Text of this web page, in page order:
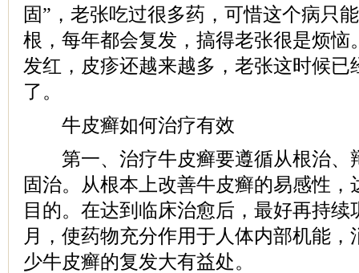
固”，老张吃过很多药，可惜这个病只
根，每年都会复发，搞得老张很是烦恼
发红，皮疹还越来越多，老张这时候已
了。
牛皮癣如何治疗有效
第一、治疗牛皮癣要遵循从根治、
固治。从根本上改善牛皮癣的易感性，
目的。在达到临床治愈后，最好再持续
月，使药物充分作用于人体内部机能
少牛皮癣的复发大有益处。